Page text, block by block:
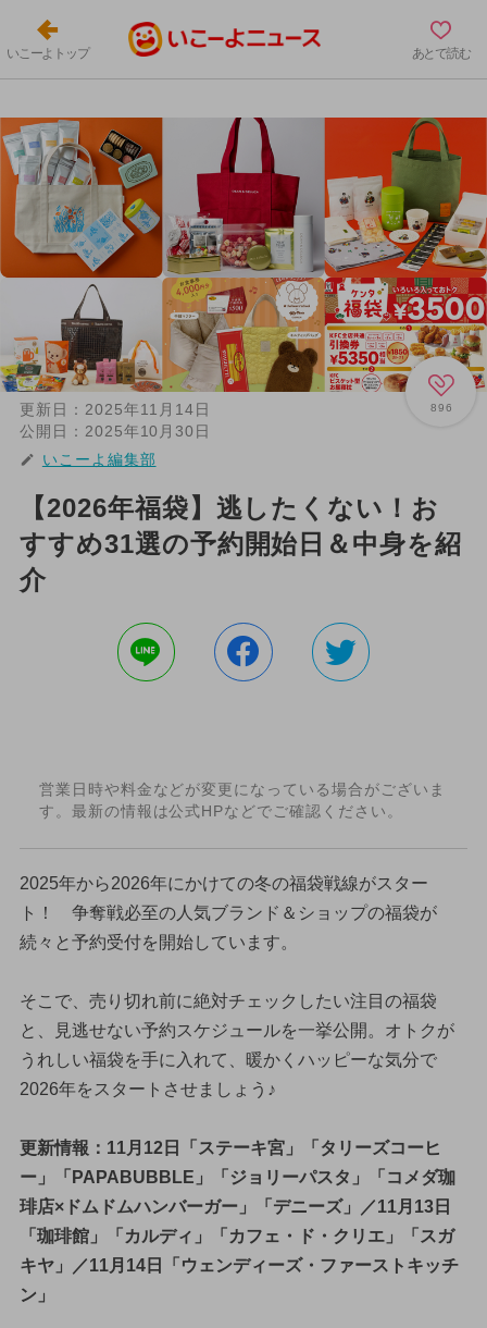
いこーよトップ あとで読む
896
更新日： 2025年11月14日
公開日： 2025年10月30日
いこーよ編集部
【2026年福袋】逃したくない！お
すすめ31選の予約開始日＆中身を紹
介
営業日時や料金などが変更になっている場合がございま
す。最新の情報は公式HPなどでご確認ください。
2025年から2026年にかけての冬の福袋戦線がスター
ト！ 争奪戦必至の人気ブランド＆ショップの福袋が
続々と予約受付を開始しています。
そこで、売り切れ前に絶対チェックしたい注目の福袋
と、見逃せない予約スケジュールを一挙公開。オトクが
うれしい福袋を手に入れて、暖かくハッピーな気分で
2026年をスタートさせましょう♪
更新情報：11月12日「ステーキ宮」「タリーズコーヒ
ー」「PAPABUBBLE」「ジョリーパスタ」「コメダ珈
琲店×ドムドムハンバーガー」「デニーズ」／11月13日
「珈琲館」「カルディ」「カフェ・ド・クリエ」「スガ
キヤ」／11月14日「ウェンディーズ・ファーストキッチ
ン」